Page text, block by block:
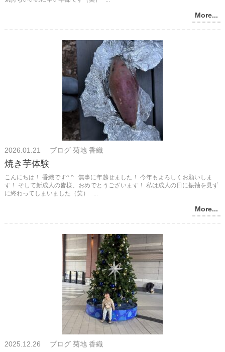
More...
2026.01.21 ブログ 菊地 香織
焼き芋体験
こんにちは！ 香織です^ ^ 無事に年越せました！ 今年もよろしくお願いしま
す！ そして新成人の皆様、おめでとうございます！ 私は成人の日に振袖を見ず
に終わってしまいました（笑） ...
More...
2025.12.26 ブログ 菊地 香織